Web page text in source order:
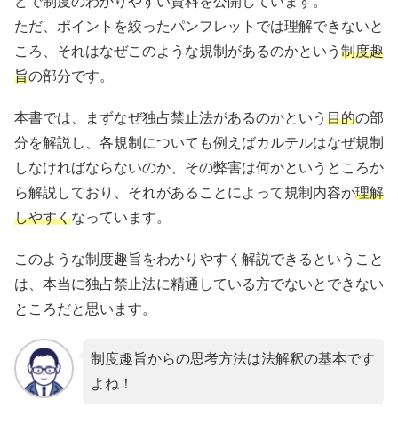
ただ、ポイントを絞ったパンフレットでは理解できないと
ころ、それはなぜこのような規制があるのかという 制度趣
旨の部分です。
本書では、まずなぜ独占禁止法があるのかという 目的の部
分を解説し、各規制についても例えばカルテルはなぜ規制
しなければならないのか、その弊害は何かというところか
ら解説しており、それがあることによって規制内容が理解
しやすくなっています。
このような制度趣旨をわかりやすく解説できるということ
は、本当に独占禁止法に精通している方でないとできない
ところだと思います。
制度趣旨からの思考方法は法解釈の基本です
よね！